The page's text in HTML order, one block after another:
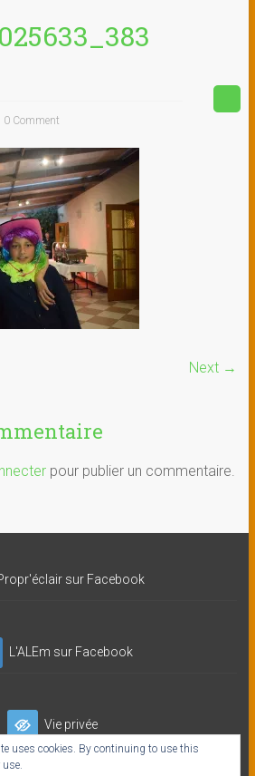
0 Comment
Next →
pour publier un commentaire.
sur Facebook
L'ALEm sur Facebook
Vie privée
uses cookies. By continuing to use this
use.